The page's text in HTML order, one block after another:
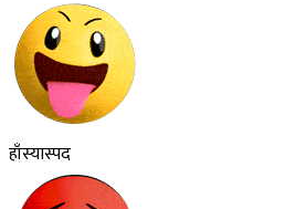
हाँस्यास्पद